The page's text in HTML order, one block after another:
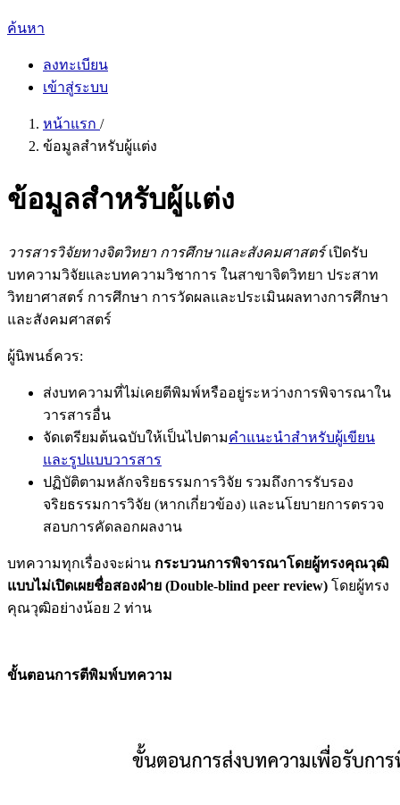
ค้นหา
ลงทะเบียน
เข้าสู่ระบบ
หน้าแรก /
ข้อมูลสำหรับผู้แต่ง
ข้อมูลสำหรับผู้แต่ง
วารสารวิจัยทางจิตวิทยา การศึกษาและสังคมศาสตร์เปิดรับ
บทความวิจัยและบทความวิชาการ ในสาขาจิตวิทยา ประสาท
วิทยาศาสตร์ การศึกษา การวัดผลและประเมินผลทางการศึกษา
และสังคมศาสตร์
ผู้นิพนธ์ควร:
ส่งบทความที่ไม่เคยตีพิมพ์หรืออยู่ระหว่างการพิจารณาใน
วารสารอื่น
จัดเตรียมต้นฉบับให้เป็นไปตามคำแนะนำสำหรับผู้เขียน
และรูปแบบวารสาร
ปฏิบัติตามหลักจริยธรรมการวิจัย รวมถึงการรับรอง
จริยธรรมการวิจัย (หากเกี่ยวข้อง) และนโยบายการตรวจ
สอบการคัดลอกผลงาน
บทความทุกเรื่องจะผ่าน กระบวนการพิจารณาโดยผู้ทรงคุณวุฒิ
แบบไม่เปิดเผยชื่อสองฝ่าย (Double-blind peer review) โดยผู้ทรง
คุณวุฒิอย่างน้อย 2 ท่าน
ขั้นตอนการตีพิมพ์บทความ